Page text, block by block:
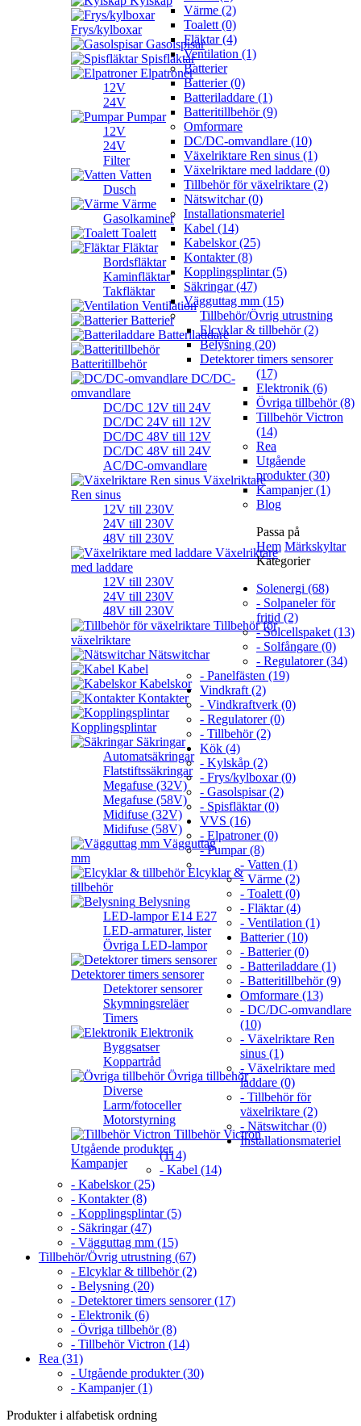
Frys/kylboxar
Gasolspisar
Spisfläktar
Elpatroner
12V
24V
Pumpar
12V
24V
Filter
Vatten
Dusch
Värme
Gasolkaminer
Toalett
Fläktar
Bordsfläktar
Kaminfläktar
Takfläktar
Ventilation
Batterier
Batteriladdare
Batteritillbehör
DC/DC-
omvandlare
DC/DC 12V till 24V
DC/DC 24V till 12V
DC/DC 48V till 12V
DC/DC 48V till 24V
AC/DC-omvandlare
Växelriktare
Ren sinus
12V till 230V
24V till 230V
48V till 230V
Växelriktare
med laddare
12V till 230V
24V till 230V
48V till 230V
Tillbehör för
växelriktare
Nätswitchar
Kabel
Kabelskor
Kontakter
Kopplingsplintar
Säkringar
Automatsäkringar
Flatstiftssäkringar
Megafuse (32V)
Megafuse (58V)
Midifuse (32V)
Midifuse (58V)
Vägguttag
mm
Elcyklar &
tillbehör
Belysning
LED-lampor E14 E27
LED-armaturer, lister
Övriga LED-lampor
Detektorer timers sensorer
Detektorer sensorer
Skymningsreläer
Timers
Elektronik
Byggsatser
Koppartråd
Övriga tillbehör
Diverse
Larm/fotoceller
Motorstyrning
Tillbehör Victron
Utgående produkter
Kampanjer
Värme (2)
Toalett (0)
Fläktar (4)
Ventilation (1)
Batterier
Batterier (0)
Batteriladdare (1)
Batteritillbehör (9)
Omformare
DC/DC-omvandlare (10)
Växelriktare Ren sinus (1)
Växelriktare med laddare (0)
Tillbehör för växelriktare (2)
Nätswitchar (0)
Installationsmateriel
Kabel (14)
Kabelskor (25)
Kontakter (8)
Kopplingsplintar (5)
Säkringar (47)
Vägguttag mm (15)
Tillbehör/Övrig utrustning
Elcyklar & tillbehör (2)
Belysning (20)
Detektorer timers sensorer
(17)
Elektronik (6)
Övriga tillbehör (8)
Tillbehör Victron
(14)
Rea
Utgående
produkter (30)
Kampanjer (1)
Blog
Passa på
Hem Märkskyltar
Kategorier
Solenergi (68)
- Solpaneler för
fritid (2)
- Solcellspaket (13)
- Solfångare (0)
- Regulatorer (34)
- Panelfästen (19)
Vindkraft (2)
- Vindkraftverk (0)
- Regulatorer (0)
- Tillbehör (2)
Kök (4)
- Kylskåp (2)
- Frys/kylboxar (0)
- Gasolspisar (2)
- Spisfläktar (0)
VVS (16)
- Elpatroner (0)
- Pumpar (8)
- Vatten (1)
- Värme (2)
- Toalett (0)
- Fläktar (4)
- Ventilation (1)
Batterier (10)
- Batterier (0)
- Batteriladdare (1)
- Batteritillbehör (9)
Omformare (13)
- DC/DC-omvandlare
(10)
- Växelriktare Ren
sinus (1)
- Växelriktare med
laddare (0)
- Tillbehör för
växelriktare (2)
- Nätswitchar (0)
Installationsmateriel
(114)
- Kabel (14)
- Kabelskor (25)
- Kontakter (8)
- Kopplingsplintar (5)
- Säkringar (47)
- Vägguttag mm (15)
Tillbehör/Övrig utrustning (67)
- Elcyklar & tillbehör (2)
- Belysning (20)
- Detektorer timers sensorer (17)
- Elektronik (6)
- Övriga tillbehör (8)
- Tillbehör Victron (14)
Rea (31)
- Utgående produkter (30)
- Kampanjer (1)
Produkter i alfabetisk ordning